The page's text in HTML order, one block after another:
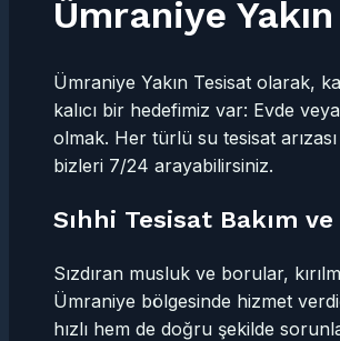
Ümraniye
Ümraniye Yakın Tesisat olarak,
kalıcı bir hedefimiz var: Evde
olmak. Her türlü su tesisat
bizleri 7/24 arayabilirsiniz.
Sıhhi Tesisat Bakım ve
Sızdıran musluk ve borular,
Ümraniye bölgesinde hizmet
hızlı hem de doğru şekilde